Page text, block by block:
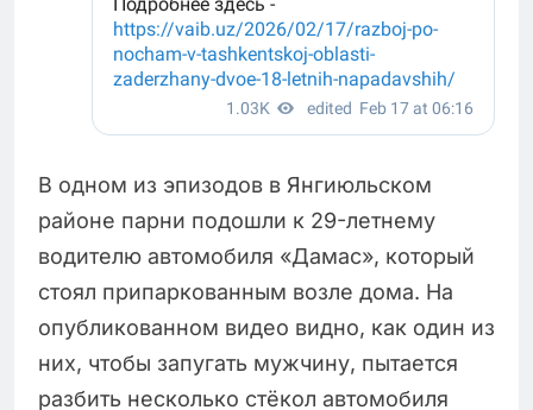
В одном из эпизодов в Янгиюльском
районе парни подошли к 29-летнему
водителю автомобиля «Дамас», который
стоял припаркованным возле дома. На
опубликованном видео видно, как один из
них, чтобы запугать мужчину, пытается
разбить несколько стёкол автомобиля